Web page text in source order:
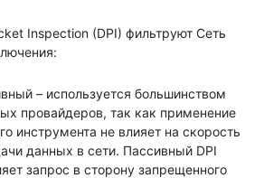
Inspection (DPI) фильтруют Сеть
– используется большинством
провайдеров, так как применение
инструмента не влияет на скорость
данных в сети. Пассивный DPI
запрос в сторону запрещенного